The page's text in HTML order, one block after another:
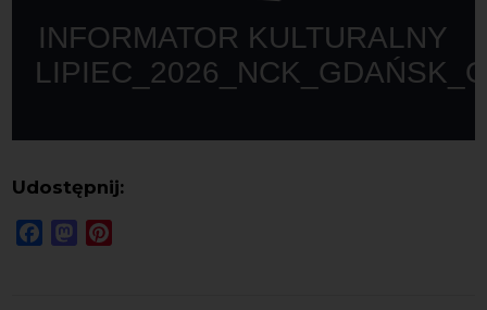
Udostępnij:
FacebookMastodon